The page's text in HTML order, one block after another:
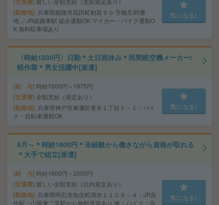
勤務地 兵庫県姫路市花田町勅旨９０ 字橋爪90番
地 ／JR姫路東駅 徒歩通勤OK マイカー・バイク通勤O
K 無料駐車場あり
気になる!
〈時給1500円〉日勤＊土日祝休み＊民間航空機メーカー/
軽作業＊男女活躍中[派遣]
給 与 時給1500円～1875円
交通費 全額支給（規定あり）
勤務地 兵庫県神戸市東灘区青木１丁目１－１：バイ
ク・自転車通勤OK
気になる!
8月～＊時給1600円＊未経験から働きながら資格が取れる
＊大手で組立[派遣]
給 与 時給1600円～2000円
交通費 嬉しい全額支給（社内規定あり）
勤務地 兵庫県明石市魚住町清水１１０６－４：JR魚
住駅・山陽東二見駅から無料送迎あり/車・バイク・自
気になる!